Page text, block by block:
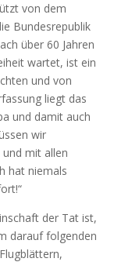
von dem
Bundesrepublik
über 60 Jahren
wartet, ist ein
und von
liegt das
und damit auch
wir
mit allen
hat niemals
der Tat ist,
darauf folgenden